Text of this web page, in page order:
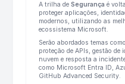
A trilha de Segurança é
proteger aplicações,
modernos, utilizando as
ecossistema Microsoft.
Serão abordados temas
proteção de APIs, gestão de
nuvem e resposta a
como Microsoft Entra ID,
GitHub Advanced Security.